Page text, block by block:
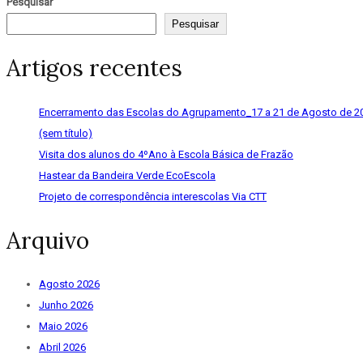
Pesquisar
Artigos recentes
Encerramento das Escolas do Agrupamento_17 a 21 de Agosto de
(sem título)
Visita dos alunos do 4ºAno à Escola Básica de Frazão
Hastear da Bandeira Verde EcoEscola
Projeto de correspondência interescolas Via CTT
Arquivo
Agosto 2026
Junho 2026
Maio 2026
Abril 2026